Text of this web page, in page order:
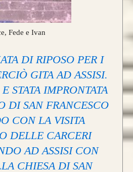
Fede e Ivan
DI RIPOSO PER I
GITA AD ASSISI.
STATA IMPRONTATA
DI SAN FRANCESCO
CON LA VISITA
DELLE CARCERI
AD ASSISI CON
CHIESA DI SAN